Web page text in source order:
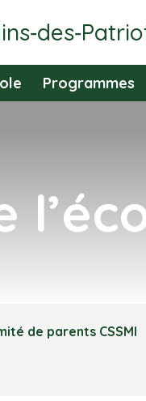
Programmes
de parents CSSMI